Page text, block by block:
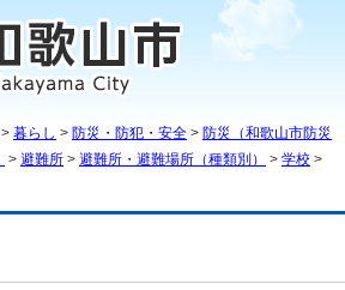
> 暮らし > 防災・防犯・安全 > 防災（和歌山市防災
> 避難所 > 避難所・避難場所（種類別） > 学校 >